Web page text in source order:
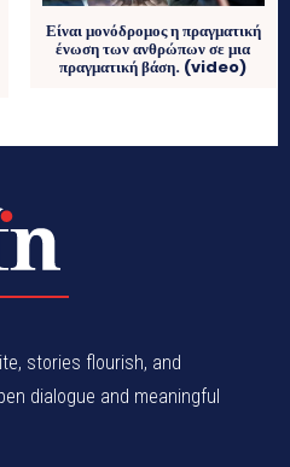
Είναι μονόδρομος η πραγματική
ένωση των ανθρώπων σε μια
πραγματική βάση. (video)
stories flourish, and
dialogue and meaningful